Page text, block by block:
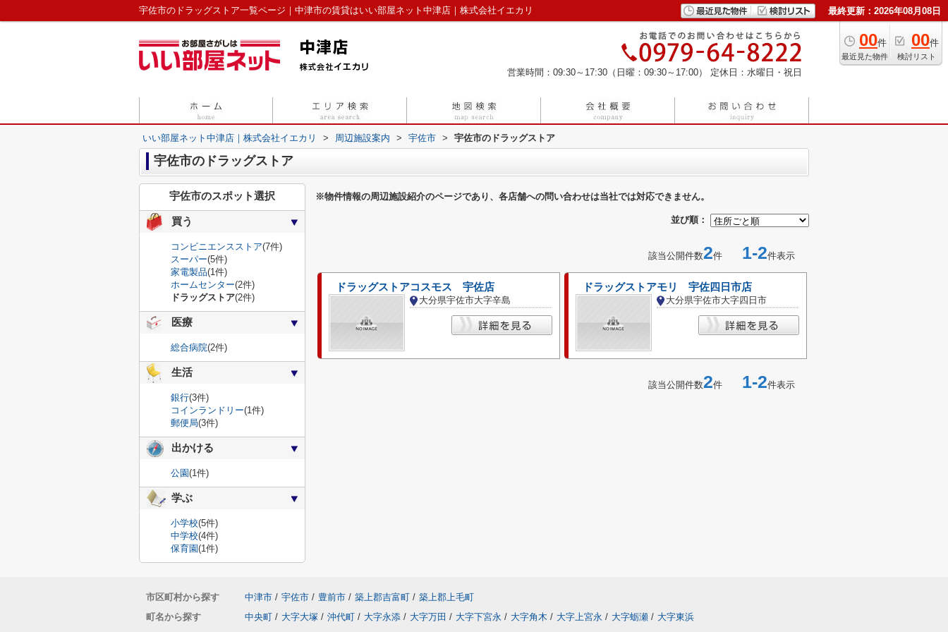
宇佐市のドラッグストア一覧ページ｜中津市の賃貸はいい部屋ネット中津店｜株式会社イエカリ 最終更新：2026年08月08日
00件
最近見た物件
00件
検討リスト
営業時間：09:30～17:30（日曜：09:30～17:00） 定休日：水曜日・祝日
いい部屋ネット中津店｜株式会社イエカリ > 周辺施設案内 > 宇佐市 > 宇佐市のドラッグストア
宇佐市のドラッグストア
※物件情報の周辺施設紹介のページであり、各店舗への問い合わせは当社では対応できません。
並び順：
該当公開件数2件 1-2件表示
ドラッグストアコスモス 宇佐店
大分県宇佐市大字辛島
ドラッグストアモリ 宇佐四日市店
大分県宇佐市大字四日市
該当公開件数2件 1-2件表示
宇佐市のスポット選択
買う
コンビニエンスストア(7件)
スーパー(5件)
家電製品(1件)
ホームセンター(2件)
ドラッグストア(2件)
医療
総合病院(2件)
生活
銀行(3件)
コインランドリー(1件)
郵便局(3件)
出かける
公園(1件)
学ぶ
小学校(5件)
中学校(4件)
保育園(1件)
市区町村から探す 中津市 / 宇佐市 / 豊前市 / 築上郡吉富町 / 築上郡上毛町
町名から探す
中央町 / 大字大塚 / 沖代町 / 大字永添 / 大字万田 / 大字下宮永 / 大字角木 / 大字上宮永 / 大字蛎瀬 / 大字東浜